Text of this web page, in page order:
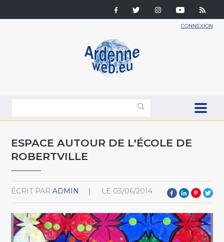
CONNEXION
ESPACE AUTOUR DE L'ÉCOLE DE
ROBERTVILLE
ÉCRIT PAR ADMIN LE 03/06/2014